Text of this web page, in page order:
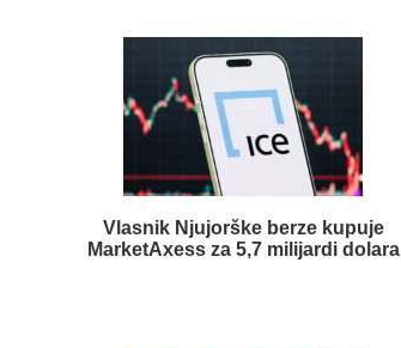
Vlasnik Njujorške berze kupuje
MarketAxess za 5,7 milijardi dolara